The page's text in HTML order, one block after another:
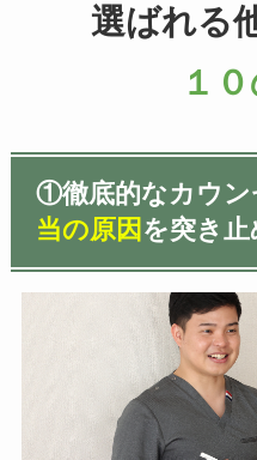
選ばれる
１
①徹底的なカウ
当の原因 を突き